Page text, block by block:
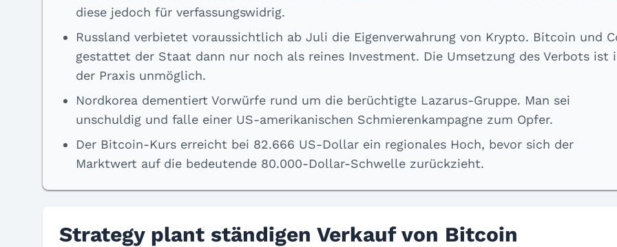
diese jedoch für verfassungswidrig.
Russland verbietet voraussichtlich ab Juli die Eigenverwahrung von Krypto. Bitcoin und
gestattet der Staat dann nur noch als reines Investment. Die Umsetzung des Verbots ist
der Praxis unmöglich.
Nordkorea dementiert Vorwürfe rund um die berüchtigte Lazarus-Gruppe. Man sei
unschuldig und falle einer US-amerikanischen Schmierenkampagne zum Opfer.
Der Bitcoin-Kurs erreicht bei 82.666 US-Dollar ein regionales Hoch, bevor sich der
Marktwert auf die bedeutende 80.000-Dollar-Schwelle zurückzieht.
Strategy plant ständigen Verkauf von Bitcoin